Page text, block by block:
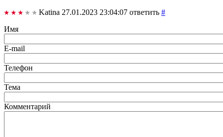
Katina 27.01.2023 23:04:07 ответить #
Имя
E-mail
Телефон
Тема
Комментарий